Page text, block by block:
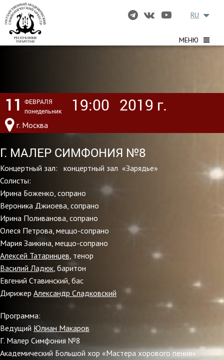
МЕНЮ
RU
11
ФЕВРАЛЯ
понедельник
19:00 2019 г.
г. Москва
Г. МАЛЕР СИМФОНИЯ №8
Концертный зал: концертный зал «Зарядье»
Солисты:
Ирина Боженко, сопрано
Вероника Джиоева, сопрано
Ирина Поливанова, сопрано
Олеся Петрова, меццо-сопрано
Мария Заикина, меццо-сопрано
Алексей Татаринцев, тенор
Василий Ладюк, баритон
Евгений Ставинский, бас
Дирижер Александр Сладковский
Программа:
Ведущий Юлиан Макаров
Г. Малер Симфония №8
Академический Большой хор «Мастера хорового пения»